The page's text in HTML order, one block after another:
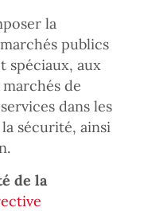
la
publics
spéciaux, aux
de
dans les
sécurité, ainsi
de la